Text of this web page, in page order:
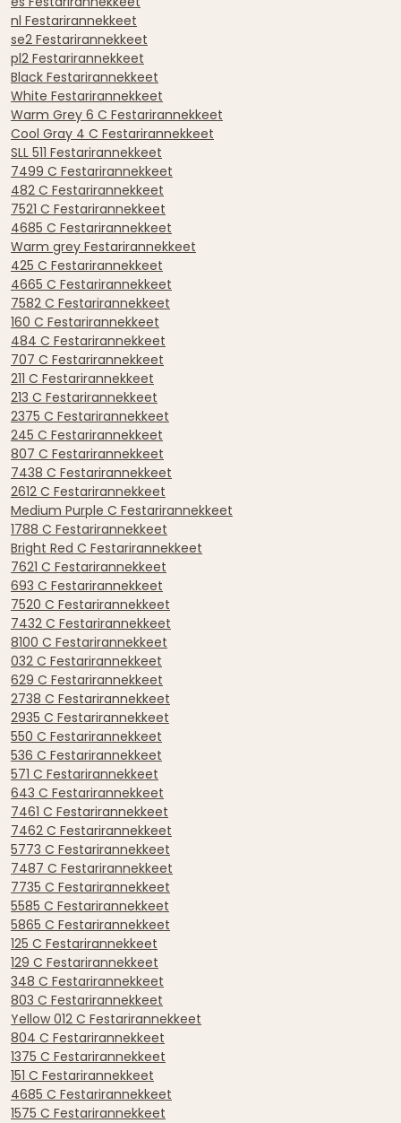
nl Festarirannekkeet
se2 Festarirannekkeet
pl2 Festarirannekkeet
Black Festarirannekkeet
White Festarirannekkeet
Warm Grey 6 C Festarirannekkeet
Cool Gray 4 C Festarirannekkeet
SLL 511 Festarirannekkeet
7499 C Festarirannekkeet
482 C Festarirannekkeet
7521 C Festarirannekkeet
4685 C Festarirannekkeet
Warm grey Festarirannekkeet
425 C Festarirannekkeet
4665 C Festarirannekkeet
7582 C Festarirannekkeet
160 C Festarirannekkeet
484 C Festarirannekkeet
707 C Festarirannekkeet
211 C Festarirannekkeet
213 C Festarirannekkeet
2375 C Festarirannekkeet
245 C Festarirannekkeet
807 C Festarirannekkeet
7438 C Festarirannekkeet
2612 C Festarirannekkeet
Medium Purple C Festarirannekkeet
1788 C Festarirannekkeet
Bright Red C Festarirannekkeet
7621 C Festarirannekkeet
693 C Festarirannekkeet
7520 C Festarirannekkeet
7432 C Festarirannekkeet
8100 C Festarirannekkeet
032 C Festarirannekkeet
629 C Festarirannekkeet
2738 C Festarirannekkeet
2935 C Festarirannekkeet
550 C Festarirannekkeet
536 C Festarirannekkeet
571 C Festarirannekkeet
643 C Festarirannekkeet
7461 C Festarirannekkeet
7462 C Festarirannekkeet
5773 C Festarirannekkeet
7487 C Festarirannekkeet
7735 C Festarirannekkeet
5585 C Festarirannekkeet
5865 C Festarirannekkeet
125 C Festarirannekkeet
129 C Festarirannekkeet
348 C Festarirannekkeet
803 C Festarirannekkeet
Yellow 012 C Festarirannekkeet
804 C Festarirannekkeet
1375 C Festarirannekkeet
151 C Festarirannekkeet
4685 C Festarirannekkeet
1575 C Festarirannekkeet